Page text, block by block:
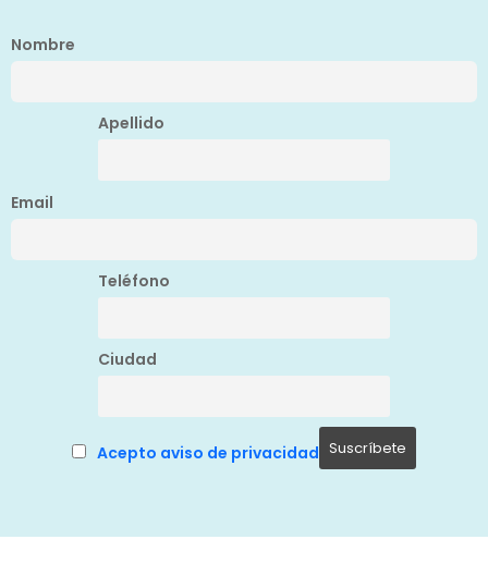
Nombre
Apellido
Email
Teléfono
Ciudad
Acepto aviso de privacidad